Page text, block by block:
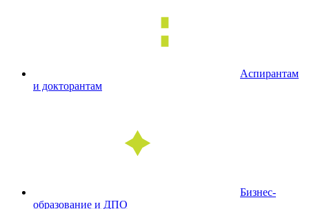
Аспирантам
и докторантам
Бизнес-
образование и ДПО